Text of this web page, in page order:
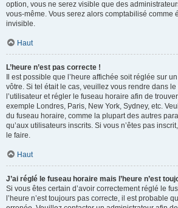
option, vous ne serez visible que des
vous-même. Vous serez alors comptabilisé comme
invisible.
Haut
L’heure n’est pas correcte !
Il est possible que l’heure affichée soit réglée sur
vôtre. Si tel était le cas, veuillez vous rendre dans
l’utilisateur et régler le fuseau horaire afin de
exemple Londres, Paris, New York, Sydney, etc.
du fuseau horaire, comme la plupart des autres
qu’aux utilisateurs inscrits. Si vous n’êtes pas
le faire.
Haut
J’ai réglé le fuseau horaire mais l’heure n’est
Si vous êtes certain d’avoir correctement réglé le
l’heure n’est toujours pas correcte, il est probable